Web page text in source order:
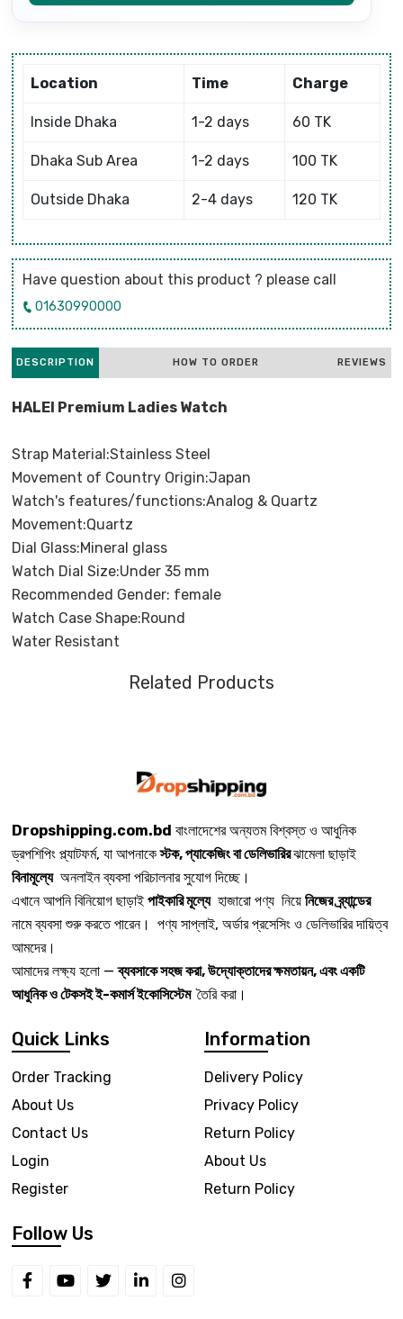
Location Time Charge
Inside Dhaka 1-2 days 60 TK
Dhaka Sub Area 1-2 days 100 TK
Outside Dhaka 2-4 days 120 TK
Have question about this product ? please call
01630990000
DESCRIPTION HOW TO ORDER REVIEWS
HALEI Premium Ladies Watch
Strap Material:Stainless Steel
Movement of Country Origin:Japan
Watch's features/functions:Analog & Quartz
Movement:Quartz
Dial Glass:Mineral glass
Watch Dial Size:Under 35 mm
Recommended Gender: female
Watch Case Shape:Round
Water Resistant
Related Products
Dropshipping.com.bd বাংলাদেশের অন্যতম বিশ্বস্ত ও আধুনিক
ড্রপশিপিং প্ল্যাটফর্ম, যা আপনাকেস্টক, প্যাকেজিং বা ডেলিভারিরঝামেলা ছাড়াই
বিনামূল্যেঅনলাইন ব্যবসা পরিচালনার সুযোগ দিচ্ছে।
এখানে আপনি বিনিয়োগ ছাড়াই পাইকারি মূল্যেহাজারো পণ্য নিয়ে নিজের ব্র্যান্ডের
নামে ব্যবসা শুরু করতে পারেন। পণ্য সাপ্লাই, অর্ডার প্রসেসিং ও ডেলিভারির দায়িত্ব
আমদের।
আমাদের লক্ষ্য হলো —ব্যবসাকে সহজ করা, উদ্যোক্তাদের ক্ষমতায়ন, এবং একটি
আধুনিক ও টেকসই ই-কমার্স ইকোসিস্টেম তৈরি করা।
Quick Links
Order Tracking
About Us
Contact Us
Login
Register
Information
Delivery Policy
Privacy Policy
Return Policy
About Us
Return Policy
Follow Us